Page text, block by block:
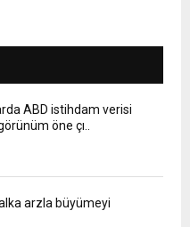
ABD istihdam verisi
öne çı..
arzla büyümeyi